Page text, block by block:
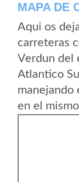
MAPA DE
Aqui os
carreteras
Verdun del
Atlantico
manejando
en el